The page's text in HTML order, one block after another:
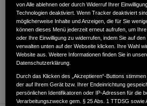
Schleifweg 18, Gewerbegebiet,91580,
ANFAHRTSBESCHREIBUNG ANFORDERN
WEBSITE
von Alle ablehnen oder durch Widerruf Ihrer
Technologien deaktiviert. Wenn Tracker deaktiviert
möglicherweise Inhalte und Anzeigen, die für Sie
können dieses Menü jederzeit erneut aufrufen, um
oder Ihre Einwilligung zu widerrufen, indem Sie auf
verwalten unten auf der Webseite klicken. Ihre Wahl
Website aus. Weitere Informationen finden Sie in
Datenschutzerklärung.
Durch das Klicken des „Akzeptieren“-Buttons
der auf Ihrem Gerät bzw. Ihrer Endeinrichtung
persönlichen Identifikatoren oder IP-Adressen für die
Verarbeitungszwecke gem. § 25 Abs. 1 TTDSG sowie